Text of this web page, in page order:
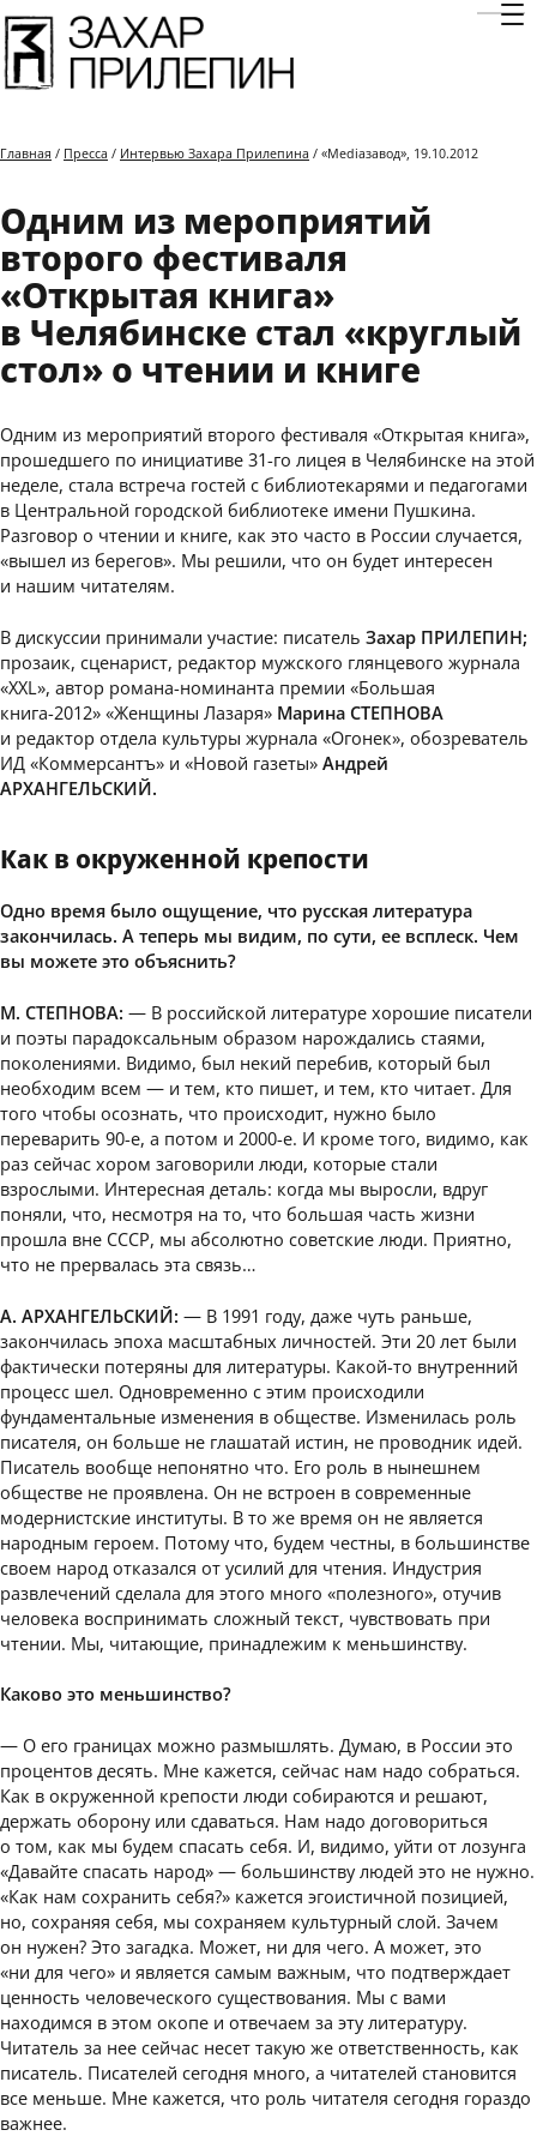
Главная / Пресса / Интервью Захара Прилепина / «Mediазавод», 19.10.2012
Одним из мероприятий
второго фестиваля
«Открытая книга»
в Челябинске стал «круглый
стол» о чтении и книге
Одним из мероприятий второго фестиваля «Открытая книга»,
прошедшего по инициативе 31-го лицея в Челябинске на этой
неделе, стала встреча гостей с библиотекарями и педагогами
в Центральной городской библиотеке имени Пушкина.
Разговор о чтении и книге, как это часто в России случается,
«вышел из берегов». Мы решили, что он будет интересен
и нашим читателям.
В дискуссии принимали участие: писатель Захар ПРИЛЕПИН;
прозаик, сценарист, редактор мужского глянцевого журнала
«XXL», автор романа-номинанта премии «Большая
книга-2012» «Женщины Лазаря» Марина СТЕПНОВА
и редактор отдела культуры журнала «Огонек», обозреватель
ИД «Коммерсантъ» и «Новой газеты» Андрей
АРХАНГЕЛЬСКИЙ.
Как в окруженной крепости
Одно время было ощущение, что русская литература
закончилась. А теперь мы видим, по сути, ее всплеск. Чем
вы можете это объяснить?
М. СТЕПНОВА: — В российской литературе хорошие писатели
и поэты парадоксальным образом нарождались стаями,
поколениями. Видимо, был некий перебив, который был
необходим всем — и тем, кто пишет, и тем, кто читает. Для
того чтобы осознать, что происходит, нужно было
переварить 90-е, а потом и 2000-е. И кроме того, видимо, как
раз сейчас хором заговорили люди, которые стали
взрослыми. Интересная деталь: когда мы выросли, вдруг
поняли, что, несмотря на то, что большая часть жизни
прошла вне СССР, мы абсолютно советские люди. Приятно,
что не прервалась эта связь…
А. АРХАНГЕЛЬСКИЙ: — В 1991 году, даже чуть раньше,
закончилась эпоха масштабных личностей. Эти 20 лет были
фактически потеряны для литературы. Какой-то внутренний
процесс шел. Одновременно с этим происходили
фундаментальные изменения в обществе. Изменилась роль
писателя, он больше не глашатай истин, не проводник идей.
Писатель вообще непонятно что. Его роль в нынешнем
обществе не проявлена. Он не встроен в современные
модернистские институты. В то же время он не является
народным героем. Потому что, будем честны, в большинстве
своем народ отказался от усилий для чтения. Индустрия
развлечений сделала для этого много «полезного», отучив
человека воспринимать сложный текст, чувствовать при
чтении. Мы, читающие, принадлежим к меньшинству.
Каково это меньшинство?
— О его границах можно размышлять. Думаю, в России это
процентов десять. Мне кажется, сейчас нам надо собраться.
Как в окруженной крепости люди собираются и решают,
держать оборону или сдаваться. Нам надо договориться
о том, как мы будем спасать себя. И, видимо, уйти от лозунга
«Давайте спасать народ» — большинству людей это не нужно.
«Как нам сохранить себя?» кажется эгоистичной позицией,
но, сохраняя себя, мы сохраняем культурный слой. Зачем
он нужен? Это загадка. Может, ни для чего. А может, это
«ни для чего» и является самым важным, что подтверждает
ценность человеческого существования. Мы с вами
находимся в этом окопе и отвечаем за эту литературу.
Читатель за нее сейчас несет такую же ответственность, как
писатель. Писателей сегодня много, а читателей становится
все меньше. Мне кажется, что роль читателя сегодня гораздо
важнее.